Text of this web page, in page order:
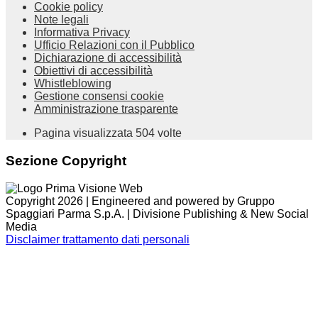
Cookie policy
Note legali
Informativa Privacy
Ufficio Relazioni con il Pubblico
Dichiarazione di accessibilità
Obiettivi di accessibilità
Whistleblowing
Gestione consensi cookie
Amministrazione trasparente
Pagina visualizzata 504 volte
Sezione Copyright
Copyright 2026 | Engineered and powered by Gruppo
Spaggiari Parma S.p.A. | Divisione Publishing & New Social
Media
Disclaimer trattamento dati personali